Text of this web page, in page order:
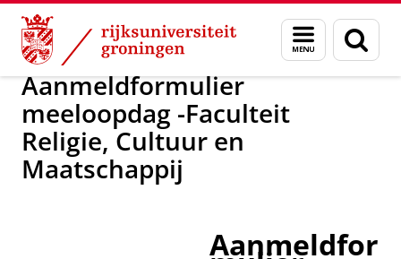
Skip
Content
Skip
Navigation
Menu
en
zoeken
Voorlichting, introductie en contact
Aanmeldformulier
meeloopdag -Faculteit
Religie, Cultuur en
Maatschappij